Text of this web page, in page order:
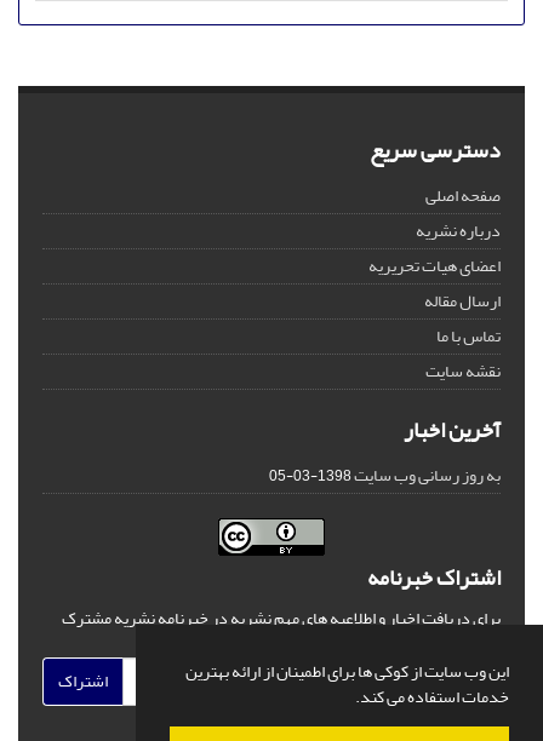
این وب سایت از کوکی ها برای اطمینان از ارائه بهترین
خدمات استفاده می کند.
دسترسی سریع
صفحه اصلی
درباره نشریه
اعضای هیات تحریریه
ارسال مقاله
تماس با ما
نقشه سایت
آخرین اخبار
به روز رسانی وب سایت1398-03-05
اشتراک خبرنامه
برای دریافت اخبار و اطلاعیه های مهم نشریه در خبرنامه نشریه مشترک
اشتراک